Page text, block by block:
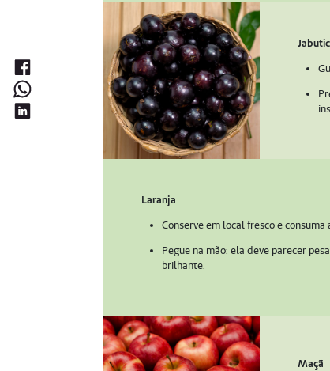
Laranja
Conserve em local fresco e consuma
Pegue na mão: ela deve parecer
brilhante.
Maçã